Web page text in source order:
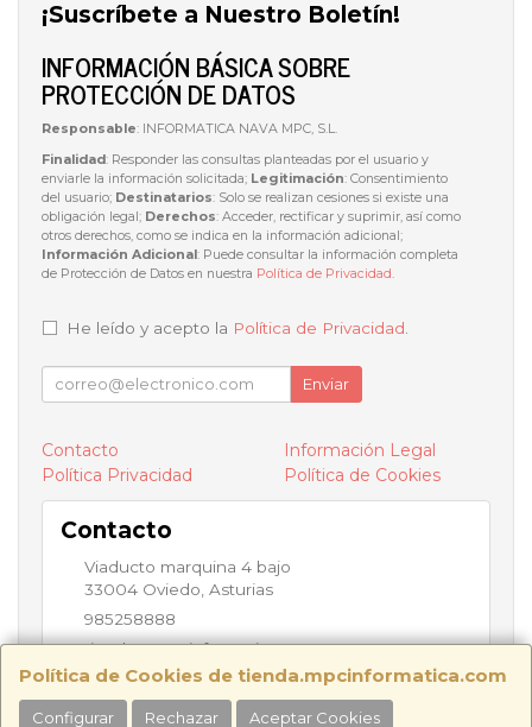
Política de Cookies de tienda.mpcinformatica.com
Configurar Rechazar Aceptar Cookies
¡Suscríbete a Nuestro Boletín!
INFORMACIÓN BÁSICA SOBRE
PROTECCIÓN DE DATOS
Responsable: INFORMATICA NAVA MPC, S.L.
Finalidad: Responder las consultas planteadas por el usuario y
enviarle la información solicitada; Legitimación: Consentimiento
del usuario; Destinatarios: Solo se realizan cesiones si existe una
obligación legal; Derechos: Acceder, rectificar y suprimir, así como
otros derechos, como se indica en la información adicional;
Información Adicional: Puede consultar la información completa
de Protección de Datos en nuestra Política de Privacidad.
He leído y acepto la Política de Privacidad
Enviar
Contacto
Información Legal
Política Privacidad
Política de Cookies
Contacto
Viaducto marquina 4 bajo
33004 Oviedo Asturias
985258888
tienda@mpcinformatica.com